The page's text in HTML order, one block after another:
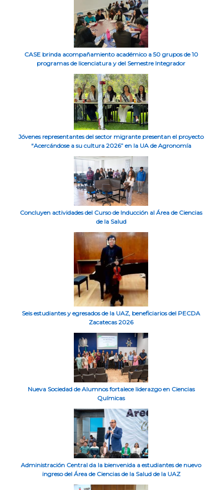
CASE brinda acompañamiento académico a 50 grupos de 10
programas de licenciatura y del Semestre Integrador
Jóvenes representantes del sector migrante presentan el proyecto
“Acercándose a su cultura 2026” en la UA de Agronomía
Concluyen actividades del Curso de Inducción al Área de Ciencias
de la Salud
Seis estudiantes y egresados de la UAZ, beneficiarios del PECDA
Zacatecas 2026
Nueva Sociedad de Alumnos fortalece liderazgo en Ciencias
Químicas
Administración Central da la bienvenida a estudiantes de nuevo
ingreso del Área de Ciencias de la Salud de la UAZ